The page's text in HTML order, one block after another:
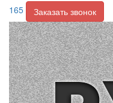
165
Заказать звонок